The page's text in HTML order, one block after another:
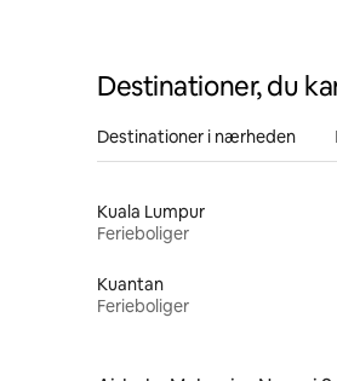
Destinationer, du
Destinationer i nærheden
Kuala Lumpur
Ferieboliger
Kuantan
Ferieboliger